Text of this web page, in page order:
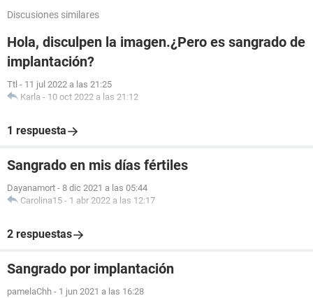
Discusiones similares
Hola, disculpen la imagen.¿Pero es sangrado de
implantación?
Ttl - 11 jul 2022 a las 21:25
Karla - 10 oct 2022 a las 21:12
1 respuesta
Sangrado en mis días fértiles
Dayanamort - 8 dic 2021 a las 05:44
Carolina15 - 1 abr 2022 a las 12:17
2 respuestas
Sangrado por implantación
pamelaChh - 1 jun 2021 a las 16:28